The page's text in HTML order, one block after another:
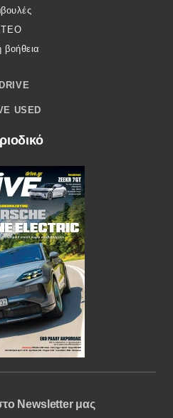
βοήθεια
USED
Newsletter μας